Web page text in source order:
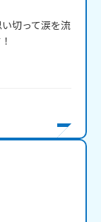
切って涙を流